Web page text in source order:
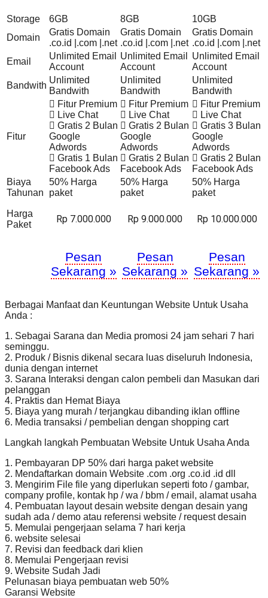
Storage 6GB 8GB
10GB
Domain
Gratis Domain
.co.id |.com |.net
Gratis Domain
.co.id |.com |.net
Gratis Domain
.co.id |.com |.net
Email
Unlimited Email
Account
Unlimited Email
Account
Unlimited Email
Account
Bandwith
Unlimited
Bandwith
Unlimited
Bandwith
Unlimited
Bandwith
Fitur
Fitur Premium
Live Chat
Gratis 2 Bulan
Google
Adwords
Gratis 1 Bulan
Facebook Ads
Fitur Premium
Live Chat
Gratis 2 Bulan
Google
Adwords
Gratis 2 Bulan
Facebook Ads
Fitur Premium
Live Chat
Gratis 3 Bulan
Google
Adwords
Gratis 2 Bulan
Facebook Ads
Biaya
Tahunan
50% Harga
paket
50% Harga
paket
50% Harga
paket
Harga
Paket
Rp 7.000.000 Rp 9.000.000 Rp 10.000.000
Pesan
Sekarang »
Pesan
Sekarang »
Pesan
Sekarang »
Berbagai Manfaat dan Keuntungan Website Untuk Usaha
Anda :
1. Sebagai Sarana dan Media promosi 24 jam sehari 7 hari
seminggu.
2. Produk / Bisnis dikenal secara luas diseluruh Indonesia,
dunia dengan internet
3. Sarana Interaksi dengan calon pembeli dan Masukan dari
pelanggan
4. Praktis dan Hemat Biaya
5. Biaya yang murah / terjangkau dibanding iklan offline
6. Media transaksi / pembelian dengan shopping cart
Langkah langkah Pembuatan Website Untuk Usaha Anda
1. Pembayaran DP 50% dari harga paket website
2. Mendaftarkan domain Website .com .org .co.id .id dll
3. Mengirim File file yang diperlukan seperti foto / gambar,
company profile, kontak hp / wa / bbm / email, alamat usaha
4. Pembuatan layout desain website dengan desain yang
sudah ada / demo atau referensi website / request desain
5. Memulai pengerjaan selama 7 hari kerja
6. website selesai
7. Revisi dan feedback dari klien
8. Memulai Pengerjaan revisi
9. Website Sudah Jadi
Pelunasan biaya pembuatan web 50%
Garansi Website